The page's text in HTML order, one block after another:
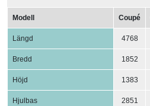
Modell Coupé
Längd 4768
Bredd 1852
Höjd 1383
Hjulbas 2851